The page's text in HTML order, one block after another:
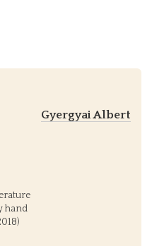
Gyergyai Albert
hand